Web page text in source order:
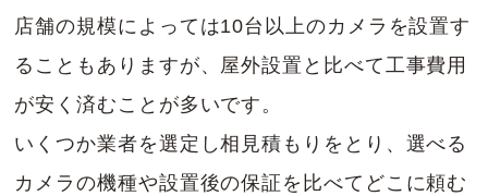
店舗の規模によっては10台以上のカメラを設置す
ることもありますが、屋外設置と比べて工事費用
が安く済むことが多いです。
いくつか業者を選定し相見積もりをとり、選べる
カメラの機種や設置後の保証を比べてどこに頼む